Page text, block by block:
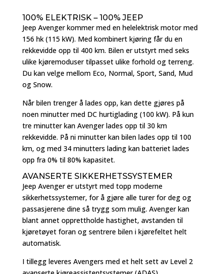
100% ELEKTRISK – 100% JEEP
Jeep Avenger kommer med en helelektrisk motor med
156 hk (115 kW). Med kombinert kjøring får du en
rekkevidde opp til 400 km. Bilen er utstyrt med seks
ulike kjøremoduser tilpasset ulike forhold og terreng.
Du kan velge mellom Eco, Normal, Sport, Sand, Mud
og Snow.
Når bilen trenger å lades opp, kan dette gjøres på
noen minutter med DC hurtiglading (100 kW). På kun
tre minutter kan Avenger lades opp til 30 km
rekkevidde. På ni minutter kan bilen lades opp til 100
km, og med 34 minutters lading kan batteriet lades
opp fra 0% til 80% kapasitet.
AVANSERTE SIKKERHETSSYSTEMER
Jeep Avenger er utstyrt med topp moderne
sikkerhetssystemer, for å gjøre alle turer for deg og
passasjerene dine så trygg som mulig. Avenger kan
blant annet opprettholde hastighet, avstanden til
kjøretøyet foran og sentrere bilen i kjørefeltet helt
automatisk.
I tillegg leveres Avengers med et helt sett av Level 2